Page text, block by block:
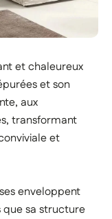
et chaleureux
et son
aux
transformant
et
enveloppent
sa structure